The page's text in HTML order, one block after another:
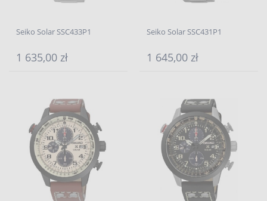
Seiko Solar SSC433P1
1 635,00 zł
Seiko Solar SSC431P1
1 645,00 zł